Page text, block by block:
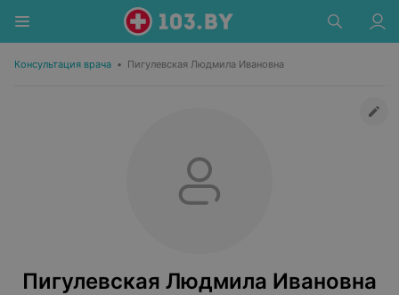
Консультация врача • Пигулевская Людмила Ивановна
Пигулевская Людмила Ивановна